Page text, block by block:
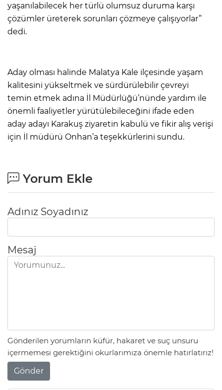
yaşanılabilecek her türlü olumsuz duruma karşı
çözümler üreterek sorunları çözmeye çalışıyorlar”
dedi.
Aday olması halinde Malatya Kale ilçesinde yaşam
kalitesini yükseltmek ve sürdürülebilir çevreyi
temin etmek adına İl Müdürlüğü’nünde yardım ile
önemli faaliyetler yürütülebileceğini ifade eden
aday adayı Karakuş ziyaretin kabulü ve fikir alış verişi
için İl müdürü Onhan’a teşekkürlerini sundu.
Yorum Ekle
Adınız Soyadınız
Mesaj
Gönderilen yorumların küfür, hakaret ve suç unsuru
içermemesi gerektiğini okurlarımıza önemle hatırlatırız!
Gönder